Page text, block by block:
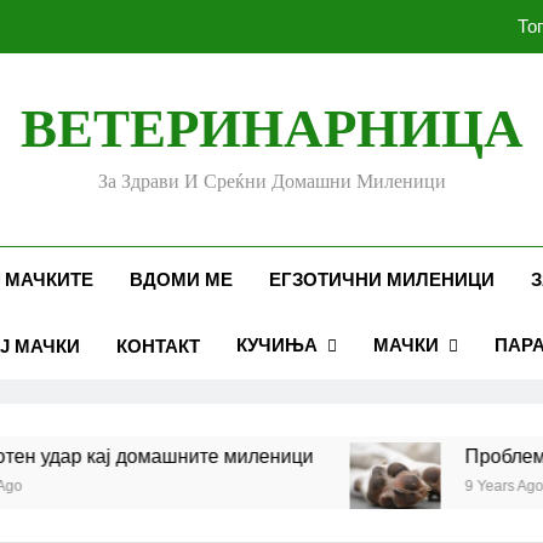
Убоди и угризи од
Стоматолошко здравје
Убоди и угризи од
ВЕТЕРИНАРНИЦА
За Здрави И Среќни Домашни Миленици
МАЧКИТЕ ВДОМИ МЕ ЕГЗОТИЧНИ МИЛЕНИЦИ
МАЧКИ КОНТАКТ КУЧИЊА МАЧКИ
кај домашните миленици Проблеми со
9 Years Ago